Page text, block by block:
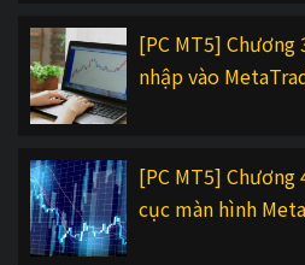
[PC MT5] Chương
nhập vào
[PC MT5]
cục màn hình